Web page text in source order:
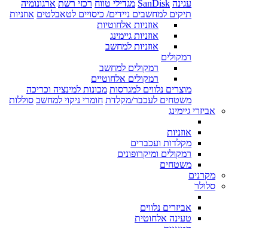
עגינה SanDisk מגדילי טווח רכזי רשת ארגונומיה
תיקים למחשבים ניידים/ כיסויים לטאבלטים אוזניות
אוזניות אלחוטיות
אוזניות גיימינג
אוזניות למחשב
רמקולים
רמקולים למחשב
רמקולים אלחוטיים
מוצרים נלווים למגרסות מכונות למינציה וכריכה
משטחים לעכבר/מקלדת חומרי ניקוי למחשב סוללות
אביזרי גיימינג
אוזניות
מקלדות ועכברים
רמקולים ומיקרופונים
משטחים
מקרנים
סלולר
אביזרים נלווים
טעינה אלחוטית